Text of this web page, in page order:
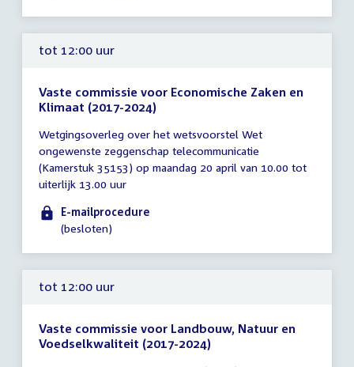
tot 12:00 uur
Vaste commissie voor Economische Zaken en
Klimaat (2017-2024)
vergadering
tot
12:00
uur
Wetgingsoverleg over het wetsvoorstel Wet
ongewenste zeggenschap telecommunicatie
(Kamerstuk 35153) op maandag 20 april van 10.00 tot
uiterlijk 13.00 uur
E-mailprocedure
(besloten)
tot 12:00 uur
Vaste commissie voor Landbouw, Natuur en
Voedselkwaliteit (2017-2024)